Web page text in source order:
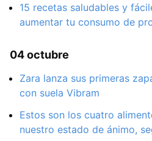
15 recetas saludables y
aumentar tu consumo de
04 octubre
Zara lanza sus primeras
con suela Vibram
Estos son los cuatro
nuestro estado de ánimo,